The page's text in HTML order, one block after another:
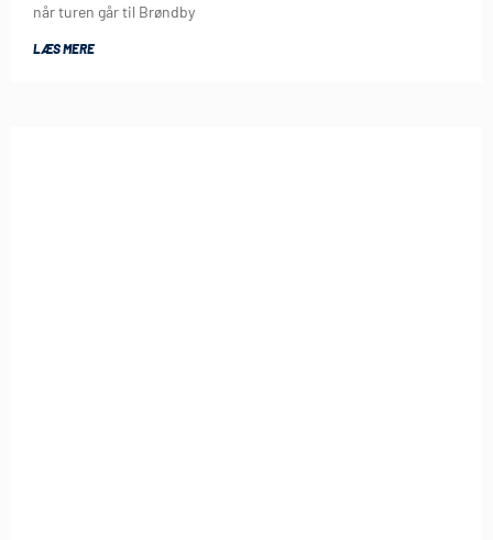
når turen går til Brøndby
LÆS MERE